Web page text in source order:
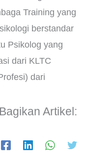
Training yang
berstandar
Psikolog yang
dari KLTC
dari
Bagikan Artikel: